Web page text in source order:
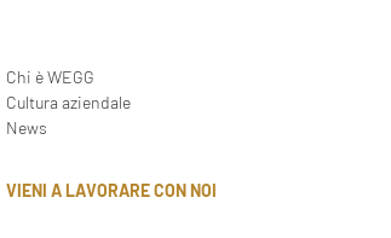
Chi è WEGG
Cultura aziendale
News
VIENI A LAVORARE CON NOI